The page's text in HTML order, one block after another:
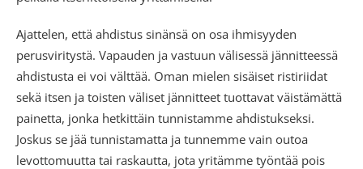
Ajattelen, että ahdistus sinänsä on osa ihmisyyden
perusviritystä. Vapauden ja vastuun välisessä jännitteessä
ahdistusta ei voi välttää. Oman mielen sisäiset ristiriidat
sekä itsen ja toisten väliset jännitteet tuottavat väistämättä
painetta, jonka hetkittäin tunnistamme ahdistukseksi.
Joskus se jää tunnistamatta ja tunnemme vain outoa
levottomuutta tai raskautta, jota yritämme työntää pois